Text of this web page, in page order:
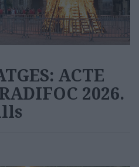
ACTE
2026.